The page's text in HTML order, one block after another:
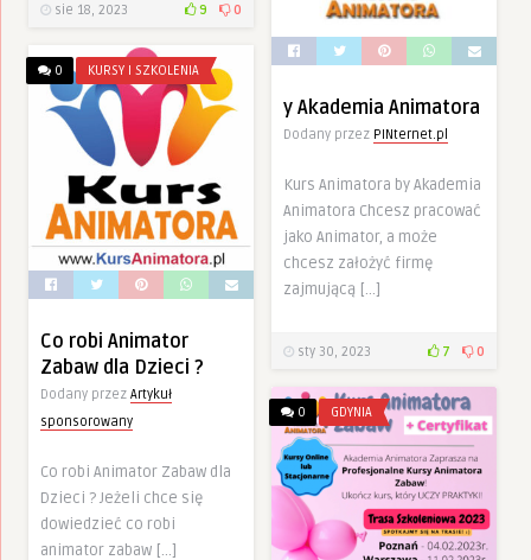
sie 18, 2023 9 0
y Akademia Animatora
Dodany przez PINternet.pl
Kurs Animatora by Akademia
Animatora Chcesz pracować
jako Animator, a może
chcesz założyć firmę
zajmującą […]
sty 30, 2023 7 0
0 KURSY I SZKOLENIA
Co robi Animator
Zabaw dla Dzieci ?
Dodany przez Artykuł
sponsorowany
Co robi Animator Zabaw dla
Dzieci ? Jeżeli chce się
dowiedzieć co robi
animator zabaw […]
0 GDYNIA